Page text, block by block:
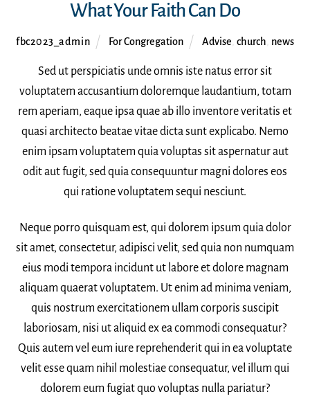
What Your Faith Can Do
fbc2023_admin For Congregation Advise ,church news
Sed ut perspiciatis unde omnis iste natus error sit
voluptatem accusantium doloremque laudantium, totam
rem aperiam, eaque ipsa quae ab illo inventore veritatis et
quasi architecto beatae vitae dicta sunt explicabo. Nemo
enim ipsam voluptatem quia voluptas sit aspernatur aut
odit aut fugit, sed quia consequuntur magni dolores eos
qui ratione voluptatem sequi nesciunt.
Neque porro quisquam est, qui dolorem ipsum quia dolor
sit amet, consectetur, adipisci velit, sed quia non numquam
eius modi tempora incidunt ut labore et dolore magnam
aliquam quaerat voluptatem. Ut enim ad minima veniam,
quis nostrum exercitationem ullam corporis suscipit
laboriosam, nisi ut aliquid ex ea commodi consequatur?
Quis autem vel eum iure reprehenderit qui in ea voluptate
velit esse quam nihil molestiae consequatur, vel illum qui
dolorem eum fugiat quo voluptas nulla pariatur?